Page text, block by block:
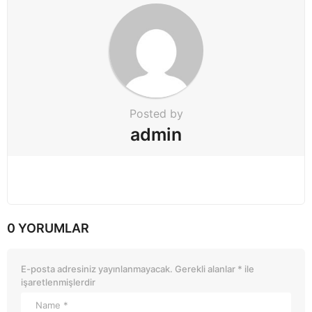
Posted by
admin
0 YORUMLAR
E-posta adresiniz yayınlanmayacak. Gerekli alanlar * ile
işaretlenmişlerdir